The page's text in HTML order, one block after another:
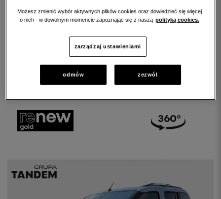
CITROEN BERLINGO
Berlingo M 1.5 BlueHDI Feel S&S Aut. N1
88 500 PLN brutto
PRZEBIEG:
55918 km
Możesz zmienić wybór aktywnych plików cookies oraz dowiedzieć się więcej
o nich - w dowolnym momencie zapoznając się z naszą polityką cookies.
zarządzaj ustawieniami
odmów zezwól